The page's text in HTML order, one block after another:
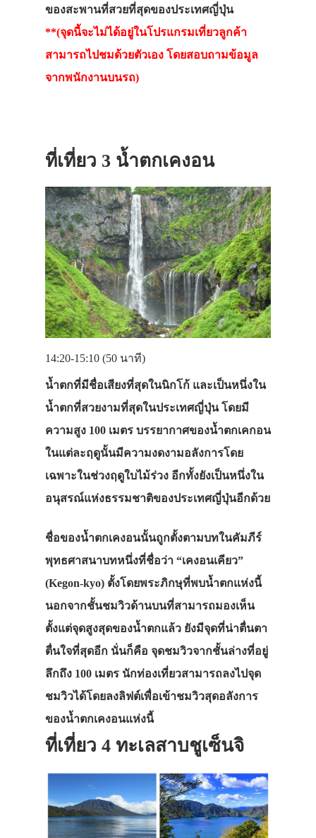
ของสะพานที่สวยที่สุดของประเทศญี่ปุ่น
**(จุดนี้จะไม่ได้อยู่ในโปรแกรมเที่ยวลูกค้า
สามารถไปชมด้วยตัวเอง โดยสอบถามข้อมูล
จากพนักงานบนรถ)
ที่เที่ยว 3 น้ำตกเคงอน
14:20-15:10 (50 นาที)
น้ำตกที่มีชื่อเสียงที่สุดในนิกโก้ และเป็นหนึ่งใน
น้ำตกที่สวยงามที่สุดในประเทศญี่ปุ่น โดยมี
ความสูง 100 เมตร บรรยากาศของน้ำตกเคกอน
ในแต่ละฤดูนั้นมีความงดงามอลังการโดย
เฉพาะในช่วงฤดูใบไม้ร่วง อีกทั้งยังเป็นหนึ่งใน
อนุสรณ์แห่งธรรมชาติของประเทศญี่ปุ่นอีกด้วย
ชื่อของน้ำตกเคงอนนั้นถูกตั้งตามบทในคัมภีร์
พุทธศาสนาบทหนึ่งที่ชื่อว่า “เคงอนเคียว”
(Kegon-kyo) ตั้งโดยพระภิกษุที่พบน้ำตกแห่งนี้
นอกจากชั้นชมวิวด้านบนที่สามารถมองเห็น
ตั้งแต่จุดสูงสุดของน้ำตกแล้ว ยังมีจุดที่น่าตื่นตา
ตื่นใจที่สุดอีก นั่นก็คือ จุดชมวิวจากชั้นล่างที่อยู่
ลึกถึง 100 เมตร นักท่องเที่ยวสามารถลงไปจุด
ชมวิวได้โดยลงลิฟต์เพื่อเข้าชมวิวสุดอลังการ
ของน้ำตกเคงอนแห่งนี้
ที่เที่ยว 4 ทะเลสาบชูเซ็นจิ
ที่พัก
สาระน่ารู้